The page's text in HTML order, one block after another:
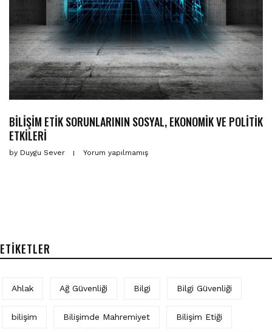
BİLİŞİM ETİK SORUNLARININ SOSYAL, EKONOMİK VE POLİTİK
ETKİLERİ
by Duygu Sever Yorum yapılmamış
ETIKETLER
Ahlak Ağ Güvenliği Bilgi Bilgi Güvenliği
bilişim Bilişimde Mahremiyet Bilişim Etiği